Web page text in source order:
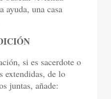
ayuda, una casa
si es sacerdote o
extendidas, de lo
juntas, añade: